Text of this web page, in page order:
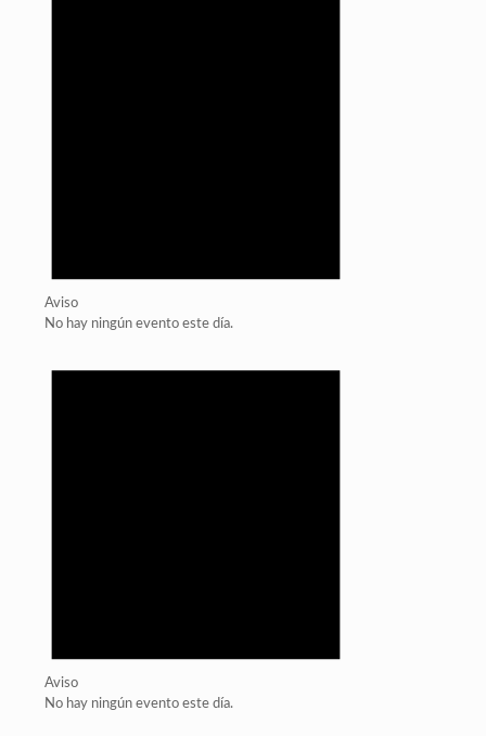
Aviso
No hay ningún evento este día.
Aviso
No hay ningún evento este día.